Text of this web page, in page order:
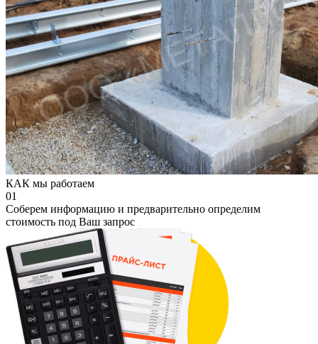
КАК мы работаем
01
Соберем информацию и предварительно определим
стоимость под Ваш запрос